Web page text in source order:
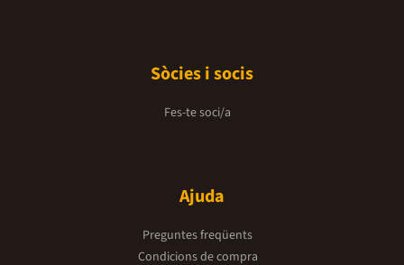
Sòcies i socis
Fes-te soci/a
Ajuda
Preguntes freqüents
Condicions de compra